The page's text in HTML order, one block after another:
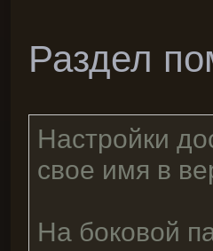
Раздел
Настройки
свое имя в
На боковой